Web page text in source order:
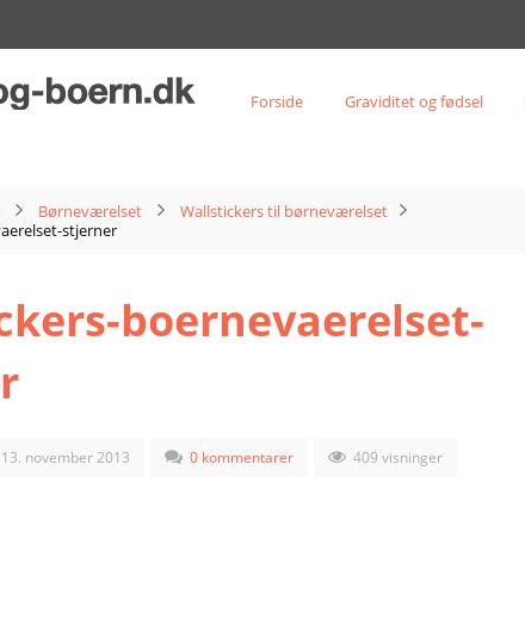
Forside Graviditet og fødsel
Børneværelset
Wallstickers til børneværelset
stjerner
boernevaerelset-
13. november 2013 0 kommentarer 409 visninger